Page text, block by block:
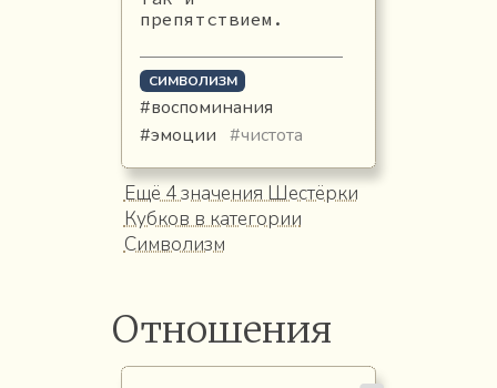
препятствием.
СИМВОЛИЗМ
#воспоминания
#эмоции #чистота
Ещё 4 значения Шестёрки
Кубков в категории
Символизм
Отношения